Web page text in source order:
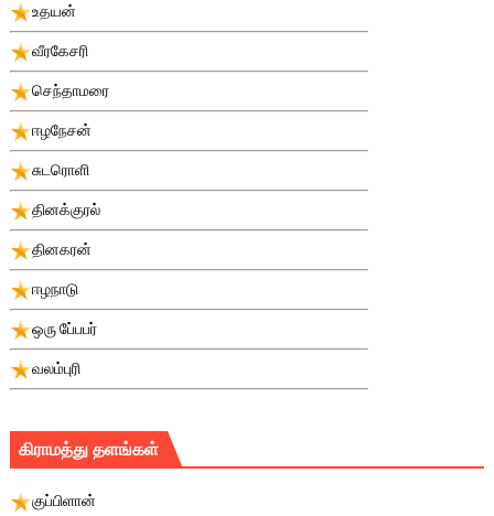
உதயன்
வீரகேசரி
செந்தாமரை
ஈழநேசன்
சுடரொளி
தினக்குரல்
தினகரன்
ஈழநாடு
ஒரு பே்பபர்
வலம்புரி
கிராமத்து தளங்கள்
குப்பிளான்